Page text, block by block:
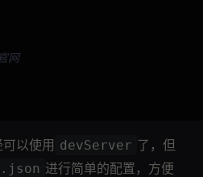
网
以使用 devServer 了，但
进行简单的配置，方便